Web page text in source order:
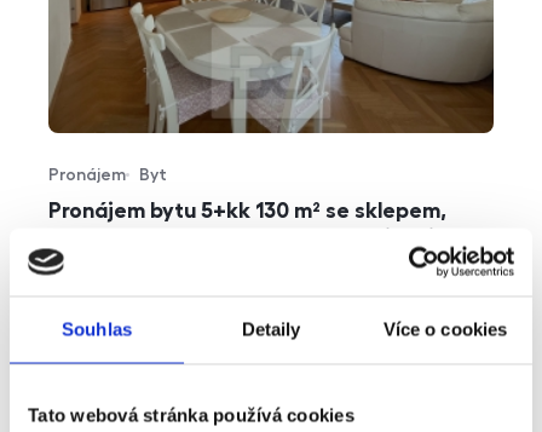
Souhlas Detaily Více o cookies
Tato webová stránka používá cookies
Pronájem bytu 5+kk 130 m² se sklepem,
Typ nabídky
Pronájem
Typ nemovitosti
Byt
funkce
parkování sklep výtah
cena
49 000 Kč